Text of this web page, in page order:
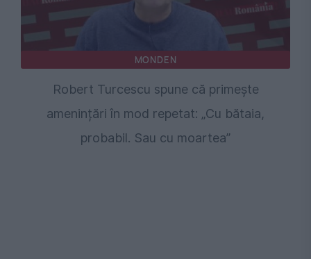
MONDEN
Robert Turcescu spune că primește
amenințări în mod repetat: „Cu bătaia,
probabil. Sau cu moartea”